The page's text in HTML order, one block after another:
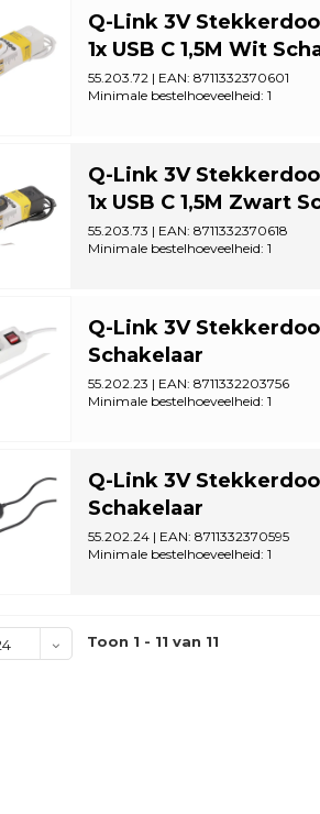
Q-Link 3V
1x USB C 1,5M Wit
55.203.72 | EAN: 8711332370601
Minimale bestelhoeveelheid: 1
Q-Link 3V
1x USB C 1,5M Zwart
55.203.73 | EAN: 8711332370618
Minimale bestelhoeveelheid: 1
Q-Link 3V
Schakelaar
55.202.23 | EAN: 8711332203756
Minimale bestelhoeveelheid: 1
Q-Link 3V
Schakelaar
55.202.24 | EAN: 8711332370595
Minimale bestelhoeveelheid: 1
Toon 1 - 11 van 11